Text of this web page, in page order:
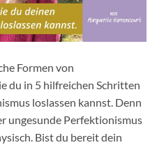
Formen von
du in 5 hilfreichen Schritten
loslassen kannst. Denn
ungesunde Perfektionismus
Bist du bereit dein